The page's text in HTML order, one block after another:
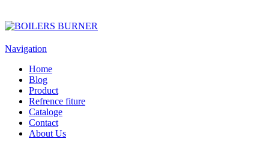
Navigation
Home
Blog
Product
Refrence fiture
Cataloge
Contact
About Us